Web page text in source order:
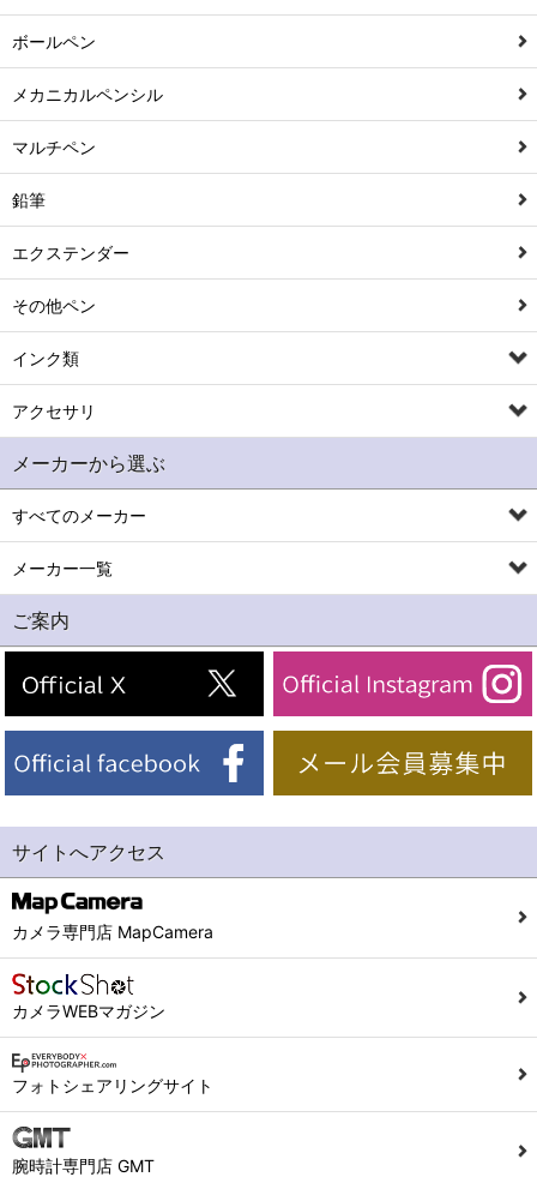
ボールペン
メカニカルペンシル
マルチペン
鉛筆
エクステンダー
その他ペン
インク類
アクセサリ
メーカーから選ぶ
すべてのメーカー
メーカー一覧
ご案内
サイトへアクセス
カメラ専門店 MapCamera
カメラWEBマガジン
フォトシェアリングサイト
腕時計専門店 GMT